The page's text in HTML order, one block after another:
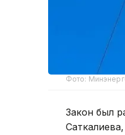
Фото:
Закон был